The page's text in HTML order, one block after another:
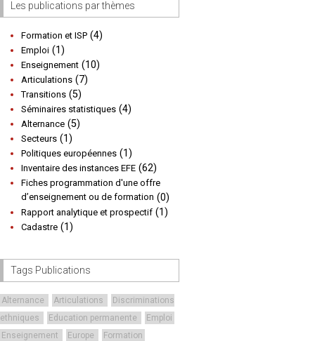
Les publications par thèmes
Formation et ISP (4)
Emploi (1)
Enseignement (10)
Articulations (7)
Transitions (5)
Séminaires statistiques (4)
Alternance (5)
Secteurs (1)
Politiques européennes (1)
Inventaire des instances EFE (62)
Fiches programmation d'une offre
d’enseignement ou de formation (0)
Rapport analytique et prospectif (1)
Cadastre (1)
Tags Publications
Alternance Articulations
Discriminations
ethniques
Education permanente
Emploi
Enseignement
Europe
Formation